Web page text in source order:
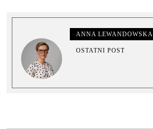
ANNA LEWANDOWSKA
OSTATNI POST